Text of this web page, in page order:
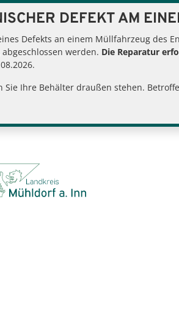
DEFEKT AM
Defekts an einem Müllfahrzeug des
werden. Die Reparatur
Sie Ihre Behälter draußen stehen.
sich hier: